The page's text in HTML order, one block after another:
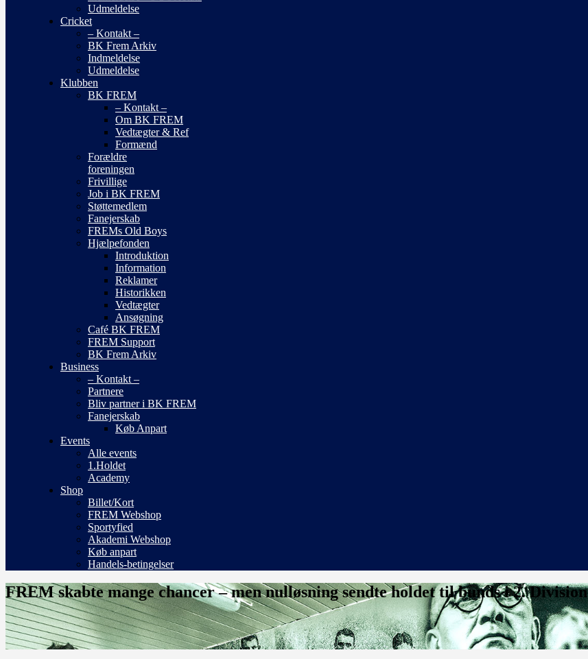
Udmeldelse
Cricket
– Kontakt –
BK Frem Arkiv
Indmeldelse
Udmeldelse
Klubben
BK FREM
– Kontakt –
Om BK FREM
Vedtægter & Ref
Formænd
Forældre
foreningen
Frivillige
Job i BK FREM
Støttemedlem
Fanejerskab
FREMs Old Boys
Hjælpefonden
Introduktion
Information
Reklamer
Historikken
Vedtægter
Ansøgning
Café BK FREM
FREM Support
BK Frem Arkiv
Business
– Kontakt –
Partnere
Bliv partner i BK FREM
Fanejerskab
Køb Anpart
Events
Alle events
1.Holdet
Academy
Shop
Billet/Kort
FREM Webshop
Sportyfied
Akademi Webshop
Køb anpart
Handels-betingelser
FREM skabte mange chancer – men nulløsning sendte holdet til bunds i 2. Division